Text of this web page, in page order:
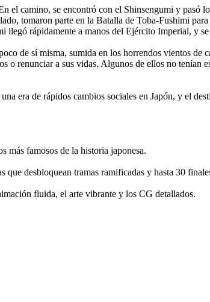
el camino, se encontró con el Shinsengumi y pasó
tomaron parte en la Batalla de Toba-Fushimi
rápidamente a manos del Ejército Imperial, y
de sí misma, sumida en los horrendos vientos de
o renunciar a sus vidas. Algunos de ellos no tenían
era de rápidos cambios sociales en Japón, y el
más famosos de la historia japonesa.
desbloquean tramas ramificadas y hasta 30
fluida, el arte vibrante y los CG detallados.